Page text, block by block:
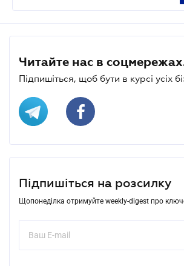
Читайте нас в
Підпишіться, щоб бути в курсі усіх
Підпишіться на розсилку
Щопонеділка отримуйте weekly-digest про